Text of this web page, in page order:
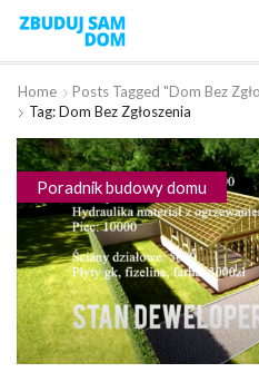
Home
Posts Tagged "dom Bez
Tag: Dom Bez Zgłoszenia
Poradnik budowy domu